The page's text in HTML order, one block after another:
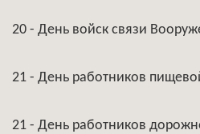
20 - День войск связи
21 - День работников
21 - День работников